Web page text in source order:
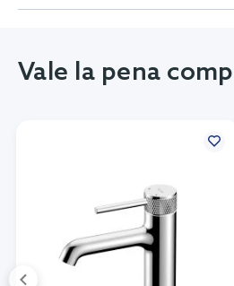
Vale la pena